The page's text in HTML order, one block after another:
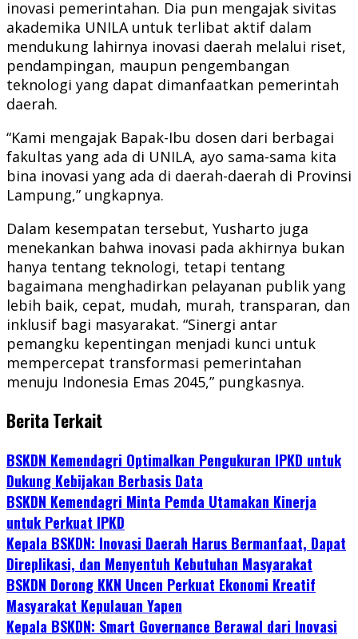
inovasi pemerintahan. Dia pun mengajak sivitas
akademika UNILA untuk terlibat aktif dalam
mendukung lahirnya inovasi daerah melalui riset,
pendampingan, maupun pengembangan
teknologi yang dapat dimanfaatkan pemerintah
daerah.
“Kami mengajak Bapak-Ibu dosen dari berbagai
fakultas yang ada di UNILA, ayo sama-sama kita
bina inovasi yang ada di daerah-daerah di Provinsi
Lampung,” ungkapnya.
Dalam kesempatan tersebut, Yusharto juga
menekankan bahwa inovasi pada akhirnya bukan
hanya tentang teknologi, tetapi tentang
bagaimana menghadirkan pelayanan publik yang
lebih baik, cepat, mudah, murah, transparan, dan
inklusif bagi masyarakat. “Sinergi antar
pemangku kepentingan menjadi kunci untuk
mempercepat transformasi pemerintahan
menuju Indonesia Emas 2045,” pungkasnya.
Berita Terkait
BSKDN Kemendagri Optimalkan Pengukuran IPKD untuk
Dukung Kebijakan Berbasis Data
BSKDN Kemendagri Minta Pemda Utamakan Kinerja
untuk Perkuat IPKD
Kepala BSKDN: Inovasi Daerah Harus Bermanfaat, Dapat
Direplikasi, dan Menyentuh Kebutuhan Masyarakat
BSKDN Dorong KKN Uncen Perkuat Ekonomi Kreatif
Masyarakat Kepulauan Yapen
Kepala BSKDN: Smart Governance Berawal dari Inovasi